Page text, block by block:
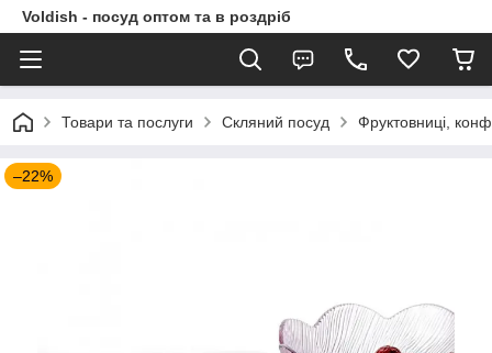
Voldish - посуд оптом та в роздріб
Товари та послуги Скляний посуд Фруктовниці,
–22%